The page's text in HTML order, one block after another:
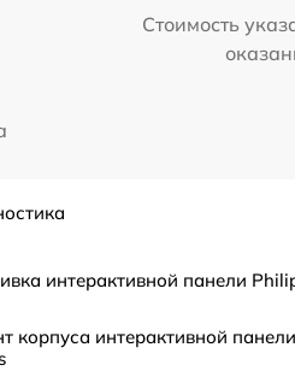
Стоимость
интерактивной панели
корпуса интерактивной панели